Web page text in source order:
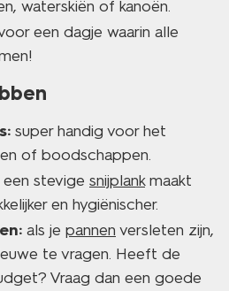
waterskiën of kanoën.
een dagje waarin alle
super handig voor het
of boodschappen.
een stevige snijplankmaakt
en hygiënischer.
als je pannen versleten zijn,
te vragen. Heeft de
Vraag dan een goede